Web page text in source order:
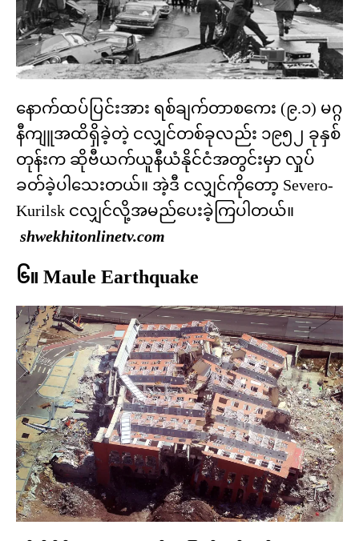
နောက်ထပ်ပြင်းအား ရစ်ချက်တာစကေး (၉.၁) မဂ္ဂ
နီကျူအထိရှိခဲ့တဲ့ ငလျှင်တစ်ခုလည်း ၁၉၅၂ ခုနှစ်
တုန်းက ဆိုဗီယက်ယူနီယံနိုင်ငံအတွင်းမှာ လှုပ်
ခတ်ခဲ့ပါသေးတယ်။ အဲ့ဒီ ငလျှင်ကိုတော့ Severo-
Kurilsk ငလျှင်လို့အမည်ပေးခဲ့ကြပါတယ်။
shwekhitonlinetv.com
၆။ Maule Earthquake